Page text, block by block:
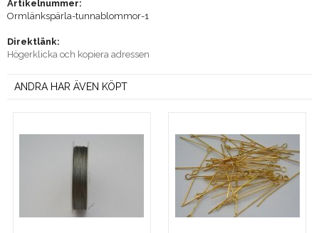
Artikelnummer:
Ormlänkspärla-tunnablommor-1
Direktlänk:
Högerklicka och kopiera adressen
ANDRA HAR ÄVEN KÖPT